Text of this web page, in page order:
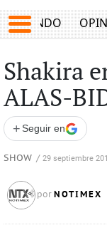
MUNDO
Shakira
ALAS-
+ Seguir en
SHOW / 29 septiembre
por NOTIMEX